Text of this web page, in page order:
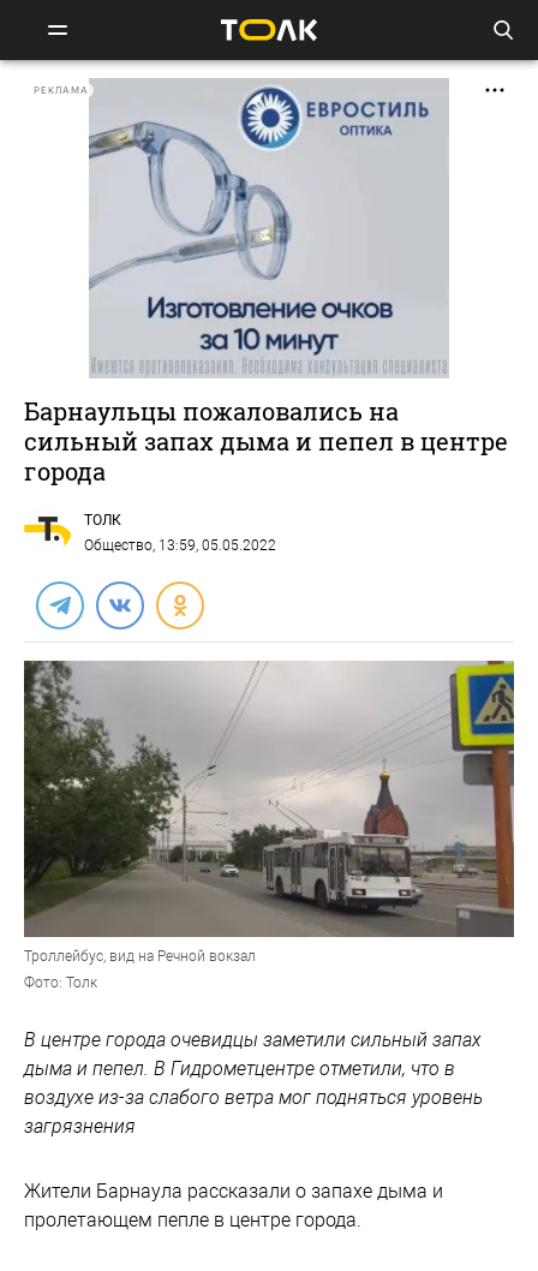
РЕКЛАМА
Барнаульцы пожаловались на
сильный запах дыма и пепел в центре
города
ТОЛК
Общество, 13:59, 05.05.2022
Троллейбус, вид на Речной вокзал
Фото: Толк
В центре города очевидцы заметили сильный запах
дыма и пепел. В Гидрометцентре отметили, что в
воздухе из-за слабого ветра мог подняться уровень
загрязнения
Жители Барнаула рассказали о запахе дыма и
пролетающем пепле в центре города.